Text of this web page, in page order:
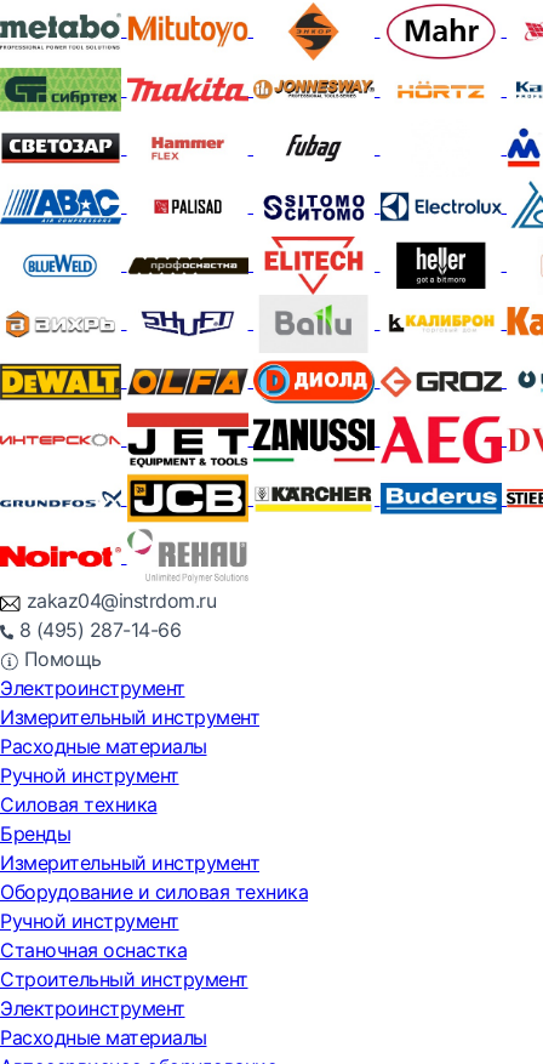
zakaz04@instrdom.ru
8 (495) 287-14-66
Помощь
Электроинструмент
Измерительный инструмент
Расходные материалы
Ручной инструмент
Силовая техника
Бренды
Измерительный инструмент
Оборудование и силовая техника
Ручной инструмент
Станочная оснастка
Строительный инструмент
Электроинструмент
Расходные материалы